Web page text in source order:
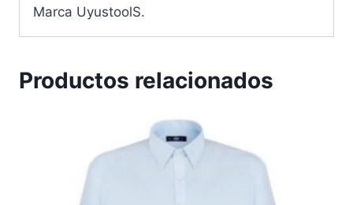
Marca UyustoolS.
Productos relacionados